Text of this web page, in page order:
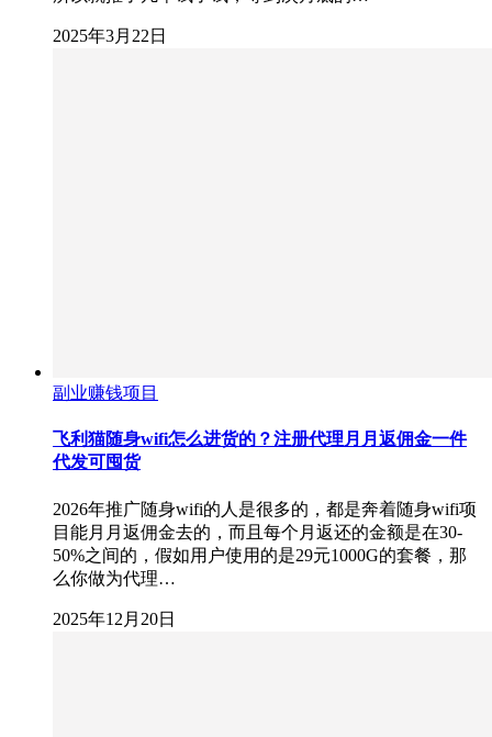
2025年3月22日
副业赚钱项目
飞利猫随身wifi怎么进货的？注册代理月月返佣金一件
代发可囤货
2026年推广随身wifi的人是很多的，都是奔着随身wifi项
目能月月返佣金去的，而且每个月返还的金额是在30-
50%之间的，假如用户使用的是29元1000G的套餐，那
么你做为代理…
2025年12月20日